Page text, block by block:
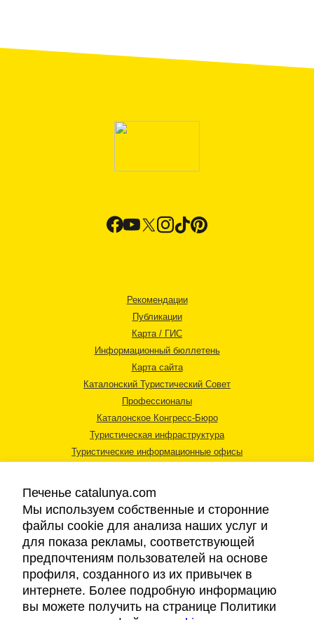
Рекомендации
Публикации
Карта / ГИС
Информационный бюллетень
Карта сайта
Каталонский Туристический Совет
Профессионалы
Каталонское Конгресс-Бюро
Туристическая инфраструктура
Туристические информационные офисы
Правовая информация
Cookies
Доступность
Печенье catalunya.com
Мы используем собственные и сторонние
файлы cookie для анализа наших услуг и
для показа рекламы, соответствующей
предпочтениям пользователей на основе
профиля, созданного из их привычек в
интернете. Более подробную информацию
вы можете получить на странице Политики